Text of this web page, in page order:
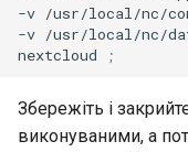
-v /usr/local/nc/
-v /usr/local/nc/
nextcloud
;
Збережіть і
виконуваними, а